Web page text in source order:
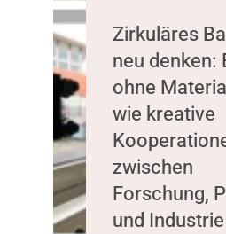
Zirkuläres
neu denken:
ohne
wie kreative
zwischen
Forschung,
und